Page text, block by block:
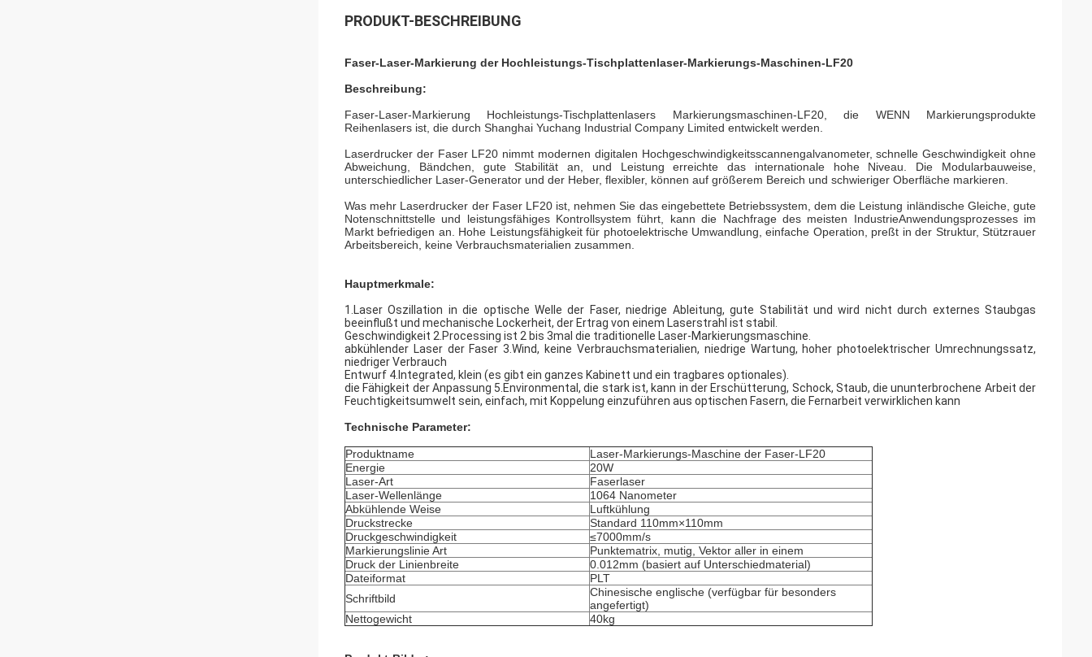
PRODUKT-BESCHREIBUNG
Faser-Laser-Markierung der Hochleistungs-Tischplattenlaser-Markierungs-Maschinen-LF20
Beschreibung:
Faser-Laser-Markierung Hochleistungs-Tischplattenlasers Markierungsmaschinen-LF20, die WENN Markierungsprodukte
Reihenlasers ist, die durch Shanghai Yuchang Industrial Company Limited entwickelt werden.
Laserdrucker der Faser LF20 nimmt modernen digitalen Hochgeschwindigkeitsscannengalvanometer, schnelle Geschwindigkeit ohne
Abweichung, Bändchen, gute Stabilität an, und Leistung erreichte das internationale hohe Niveau. Die Modularbauweise,
unterschiedlicher Laser-Generator und der Heber, flexibler, können auf größerem Bereich und schwieriger Oberfläche markieren.
Was mehr Laserdrucker der Faser LF20 ist, nehmen Sie das eingebettete Betriebssystem, dem die Leistung inländische Gleiche, gute
Notenschnittstelle und leistungsfähiges Kontrollsystem führt, kann die Nachfrage des meisten IndustrieAnwendungsprozesses im
Markt befriedigen an. Hohe Leistungsfähigkeit für photoelektrische Umwandlung, einfache Operation, preßt in der Struktur, Stützrauer
Arbeitsbereich, keine Verbrauchsmaterialien zusammen.
Hauptmerkmale:
1.Laser Oszillation in die optische Welle der Faser, niedrige Ableitung, gute Stabilität und wird nicht durch externes Staubgas
beeinflußt und mechanische Lockerheit, der Ertrag von einem Laserstrahl ist stabil.
Geschwindigkeit 2.Processing ist 2 bis 3mal die traditionelle Laser-Markierungsmaschine.
abkühlender Laser der Faser 3.Wind, keine Verbrauchsmaterialien, niedrige Wartung, hoher photoelektrischer Umrechnungssatz,
niedriger Verbrauch
Entwurf 4.Integrated, klein (es gibt ein ganzes Kabinett und ein tragbares optionales).
die Fähigkeit der Anpassung 5.Environmental, die stark ist, kann in der Erschütterung, Schock, Staub, die ununterbrochene Arbeit der
Feuchtigkeitsumwelt sein, einfach, mit Koppelung einzuführen aus optischen Fasern, die Fernarbeit verwirklichen kann
Technische Parameter:
Produktname
Laser-Markierungs-Maschine der Faser-LF20
Energie
20W
Laser-Art
Faserlaser
Laser-Wellenlänge
1064 Nanometer
Abkühlende Weise
Luftkühlung
Druckstrecke
Standard 110mm×110mm
Druckgeschwindigkeit
≤7000mm/s
Markierungslinie Art
Punktematrix, mutig, Vektor aller in einem
Druck der Linienbreite
0.012mm (basiert auf Unterschiedmaterial)
Dateiformat
PLT
Schriftbild
Chinesische englische (verfügbar für besonders
angefertigt)
Nettogewicht
40kg